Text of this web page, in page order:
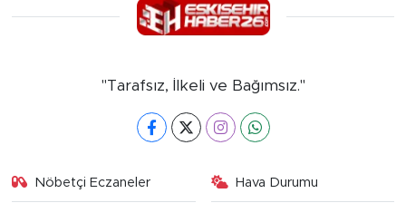
"Tarafsız, İlkeli ve Bağımsız."
Nöbetçi Eczaneler Hava Durumu